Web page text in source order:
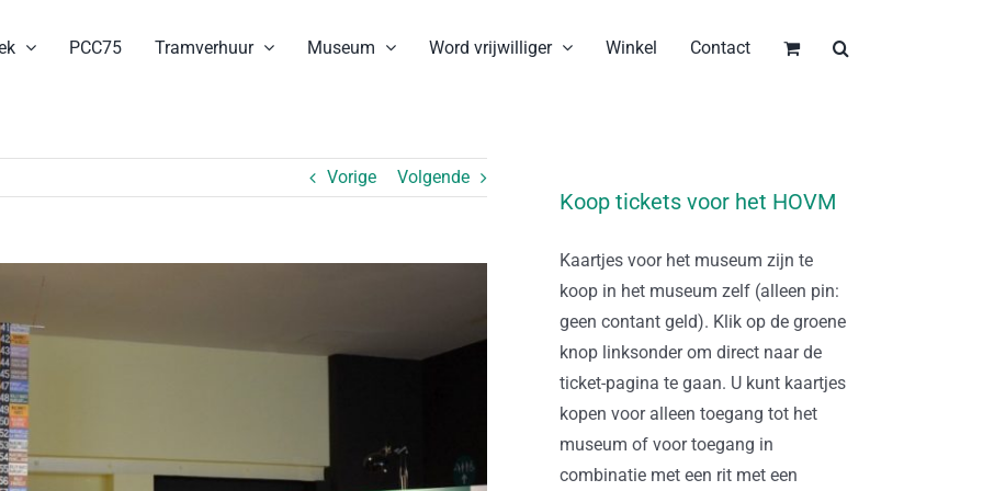
PCC75 Tramverhuur Museum Word vrijwilliger Winkel Contact
Vorige Volgende
Koop tickets voor het HOVM
Kaartjes voor het museum zijn te
koop in het museum zelf (alleen pin:
geen contant geld). Klik op de groene
knop linksonder om direct naar de
ticket-pagina te gaan. U kunt kaartjes
kopen voor alleen toegang tot het
museum of voor toegang in
combinatie met een rit met een